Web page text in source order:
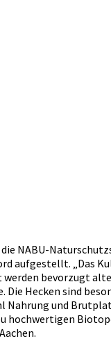
NABU-
aufgestellt. „Das
bevorzugt
Hecken sind
und